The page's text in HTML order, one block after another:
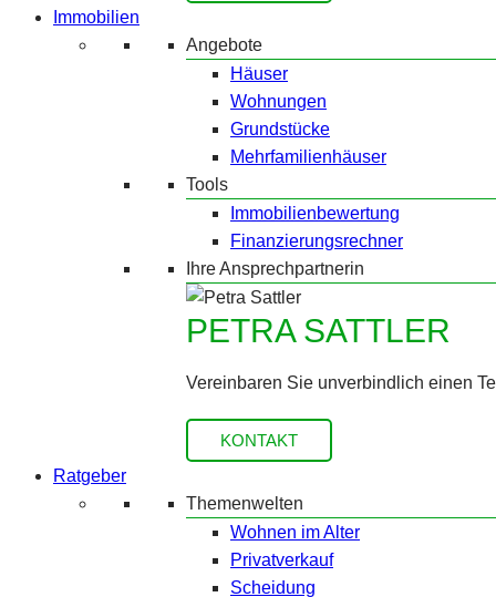
Immobilien
Angebote
Häuser
Wohnungen
Grundstücke
Mehrfamilienhäuser
Tools
Immobilienbewertung
Finanzierungsrechner
Ihre Ansprechpartnerin
PETRA SATTLER
Vereinbaren Sie unverbindlich einen
KONTAKT
Ratgeber
Themenwelten
Wohnen im Alter
Privatverkauf
Scheidung